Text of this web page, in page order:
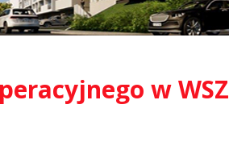
w WSZ